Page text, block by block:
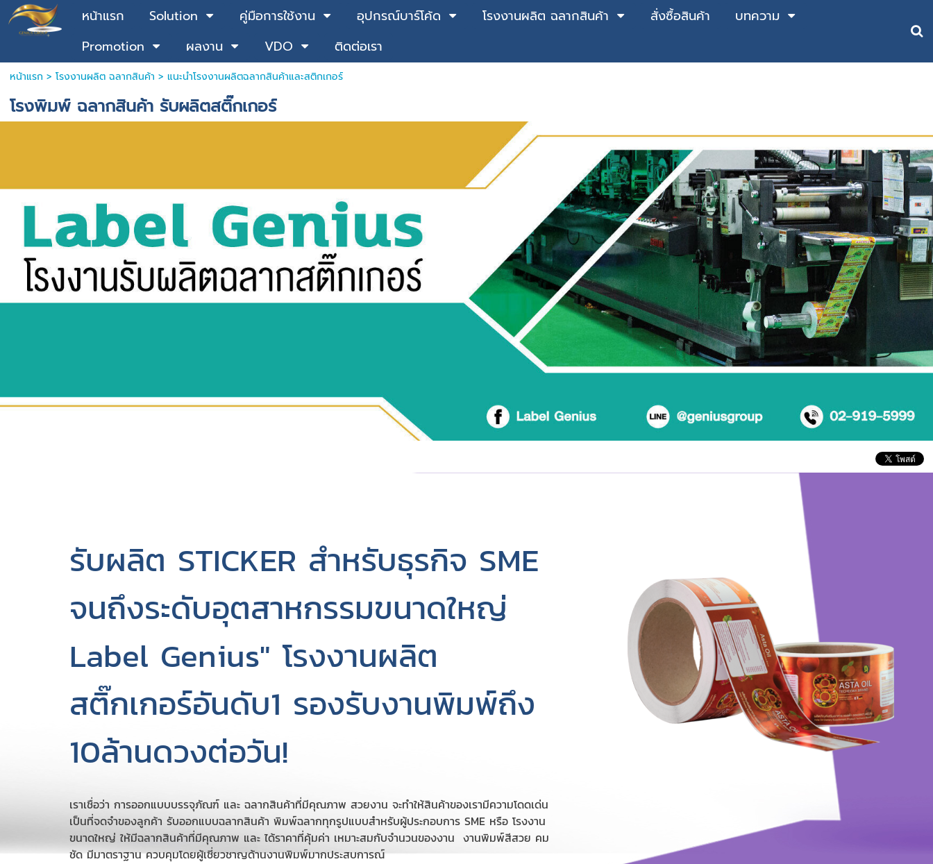
หน้าแรก Solution คู่มือการใช้งาน อุปกรณ์บาร์โค้ด โรงงานผลิต ฉลากสินค้า สั่งซื้อสินค้า
บทความ
Promotion
ผลงาน VDO ติดต่อเรา
หน้าแรก > โรงงานผลิต ฉลากสินค้า > แนะนำโรงงานผลิตฉลากสินค้าและสติกเกอร์
โรงพิมพ์ ฉลากสินค้า รับผลิตสติ๊กเกอร์
รับผลิต STICKER สำหรับธุรกิจ SME
จนถึงระดับอุตสาหกรรมขนาดใหญ่
Label Genius" โรงงานผลิต
สติ๊กเกอร์อันดับ1 รองรับงานพิมพ์ถึง
10ล้านดวงต่อวัน!
เราเชื่อว่า การออกแบบบรรจุภัณฑ์ และ ฉลากสินค้าที่มีคุณภาพ สวยงาน จะทำให้สินค้าของเรามีความโดดเด่น
เป็นที่จดจำของลูกค้า รับออกแบบฉลากสินค้า พิมพ์ฉลากทุกรูปแบบสำหรับผู้ประกอบการ SME หรือ โรงงาน
ขนาดใหญ่ ให้มีฉลากสินค้าที่มีคุณภาพ และ ได้ราคาที่คุ้มค่า เหมาะสมกับจำนวนของงาน งานพิมพ์สีสวย คม
ชัด มีมาตราฐาน ควบคุมโดยผู้เชี่ยวชาญด้านงานพิมพ์มากประสบการณ์